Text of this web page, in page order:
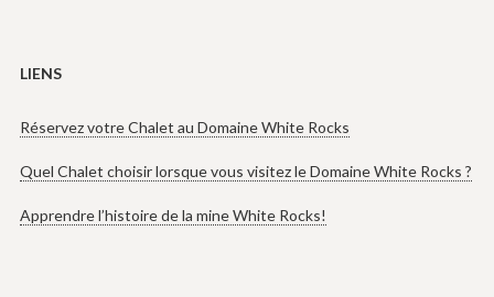
LIENS
Réservez votre Chalet au Domaine White Rocks
Quel Chalet choisir lorsque vous visitez le Domaine White Rocks ?
Apprendre l’histoire de la mine White Rocks!